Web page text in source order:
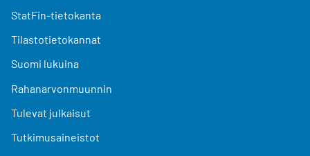
StatFin-tietokanta
Tilastotietokannat
Suomi lukuina
Rahanarvonmuunnin
Tulevat julkaisut
Tutkimusaineistot